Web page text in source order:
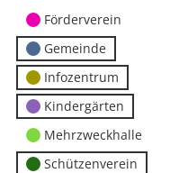
Förderverein
Gemeinde
Infozentrum
Kindergärten
Mehrzweckhalle
Schützenverein